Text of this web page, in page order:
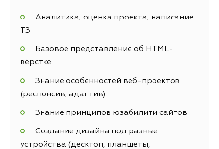
Аналитика, оценка проекта, написание
ТЗ
Базовое представление об HTML-
вёрстке
Знание особенностей веб-проектов
(респонсив, адаптив)
Знание принципов юзабилити сайтов
Создание дизайна под разные
устройства (десктоп, планшеты,